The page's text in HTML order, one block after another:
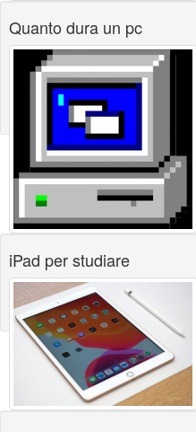
Quanto dura un pc
iPad per studiare